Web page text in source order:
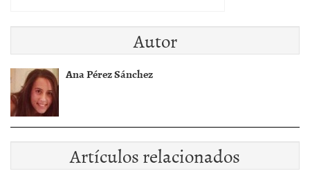
Autor
Ana Pérez Sánchez
Artículos relacionados